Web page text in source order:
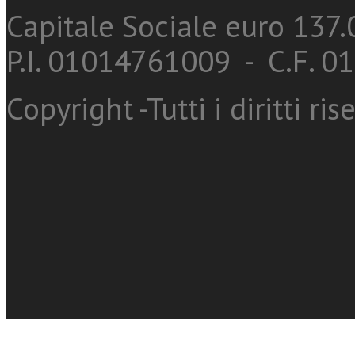
Capitale Sociale euro
P.I. 01014761009 - C.F.
Copyright -Tutti i diritti